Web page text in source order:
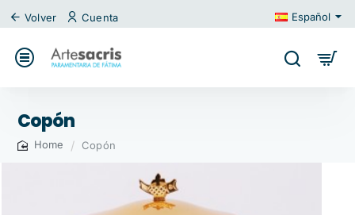
Volver Cuenta Español
Copón
Copón